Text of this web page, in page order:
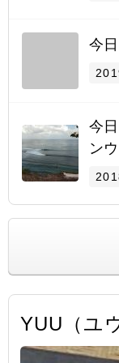
今
今
ン
YUU（ユ